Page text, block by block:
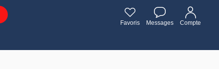
Favoris Messages Compte